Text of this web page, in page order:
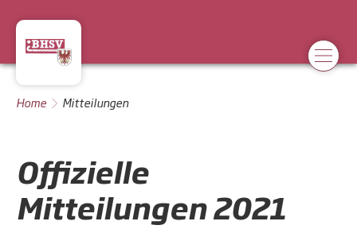
Home Mitteilungen
Offizielle
Mitteilungen2021